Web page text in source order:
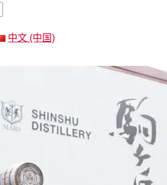
中文 (中国)